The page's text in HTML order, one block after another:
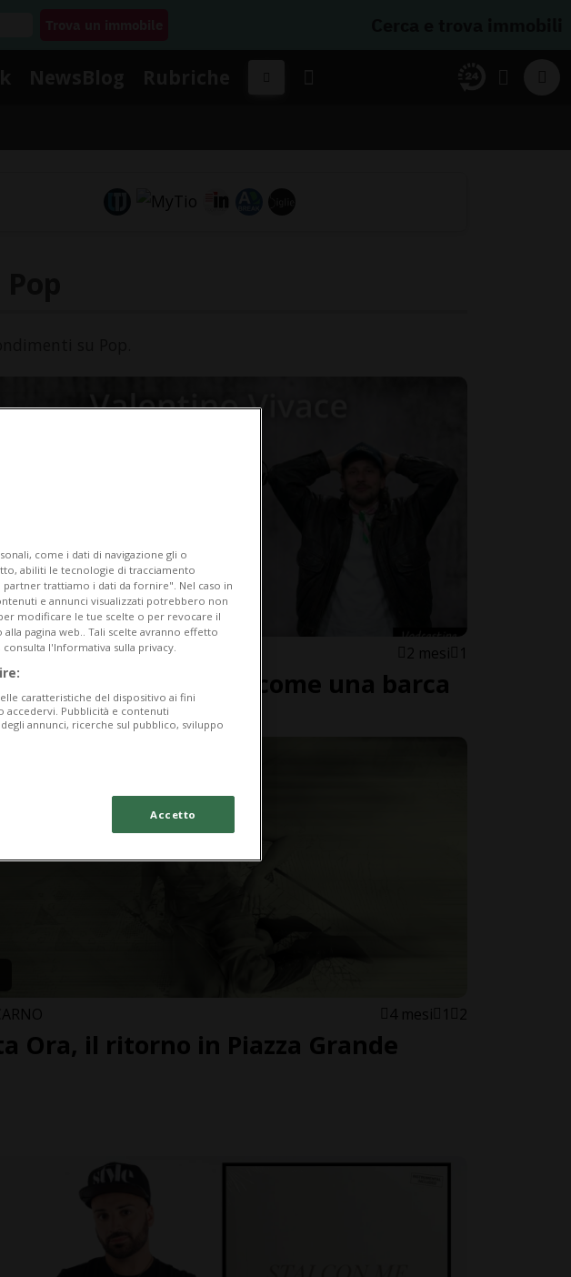
2 mesi 1
abbraccia e ti culla, come una barca
oscilla sull'acqua»
4 mesi 1 2
Ora, il ritorno in Piazza Grande
come i dati di navigazione gli o
abiliti le tecnologie di tracciamento
trattiamo i dati da fornire". Nel caso in
e annunci visualizzati potrebbero non
modificare le tue scelte o per revocare il
pagina web.. Tali scelte avranno effetto
l'Informativa sulla privacy.
caratteristiche del dispositivo ai fini
accedervi. Pubblicità e contenuti
annunci, ricerche sul pubblico, sviluppo
Accetto